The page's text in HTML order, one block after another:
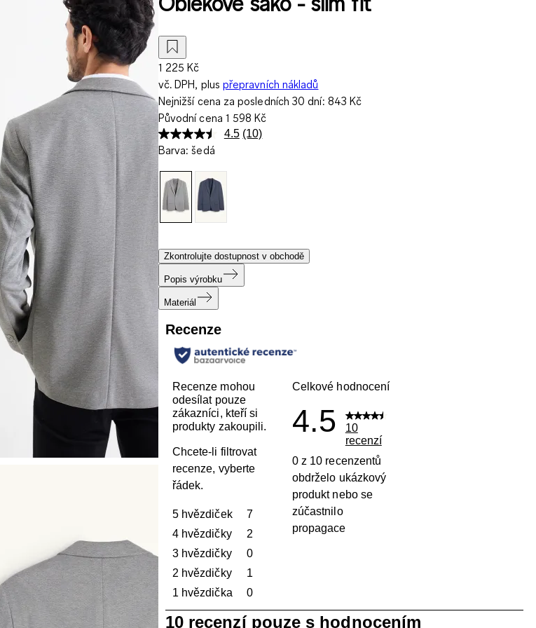
1 225 Kč
vč. DPH, plus přepravních nákladů
Nejnižší cena za posledních 30 dní: 843 Kč
Původní cena 1 598 Kč
4.5 Přečtěte
(10)
Barva: šedá
Zkontrolujte dostupnost v obchodě
Popis výrobku
Materiál
Recenze
Recenze mohou
odesílat pouze
zákazníci, kteří si
produkty zakoupili.
Chcete-li filtrovat
recenze, vyberte
řádek.
5 hvězdičekhvězdičky
7
Počet recenzí s hodnocením 5 hvězdiček: 7.
4 hvězdičkyhvězdičky
2
Počet recenzí s hodnocením 4 hvězdičky: 2.
3 hvězdičkyhvězdičky
0
Počet recenzí s hodnocením 3 hvězdičky: 0.
2 hvězdičkyhvězdičky
1
Počet recenzí s hodnocením 2 hvězdičky: 1.
1 hvězdičkahvězdičky
0
Počet recenzí s hodnocením 1 hvězdička: 0.
Celkové hodnocení
4.5
10
recenzí
0 z 10 recenzentů
obdrželo ukázkový
produkt nebo se
zúčastnilo
propagace
10 recenzí pouze s hodnocením